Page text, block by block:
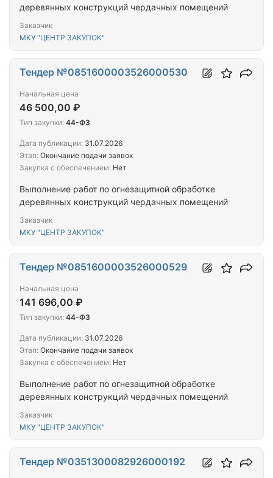
деревянных конструкций чердачных помещений
Заказчик
МКУ "ЦЕНТР ЗАКУПОК"
Выполнение работ по огнезащитной обработке
деревянных конструкций чердачных помещений
Заказчик
МКУ "ЦЕНТР ЗАКУПОК"
Тендер №0851600003526000530
Начальная цена
46 500,00 ₽
Тип закупки: 44-ФЗ
Дата публикации: 31.07.2026
Этап: Окончание подачи заявок
Закупка с обеспечением: Нет
Выполнение работ по огнезащитной обработке
деревянных конструкций чердачных помещений
Заказчик
МКУ "ЦЕНТР ЗАКУПОК"
Тендер №0851600003526000529
Начальная цена
141 696,00 ₽
Тип закупки: 44-ФЗ
Дата публикации: 31.07.2026
Этап: Окончание подачи заявок
Закупка с обеспечением: Нет
Тендер №0351300082926000192